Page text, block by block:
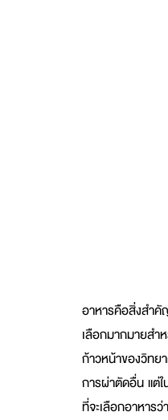
อาหารคือสิ่งสำคั
เลือกมากมายส
ก้าวหน้าของวิทย
การผ่าตัดอื่น แต่
ที่จะเลือกอาหาร